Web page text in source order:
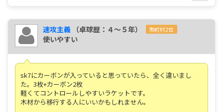
速攻主義 （卓球歴：４～５年） 市町村2位
使いやすい
sk7にカーボンが入っていると思っていたら、全く違いまし
た。3枚+カーボン2枚
軽くてコントロールしやすいラケットです。
木材から移行する人にいいかもしれません。